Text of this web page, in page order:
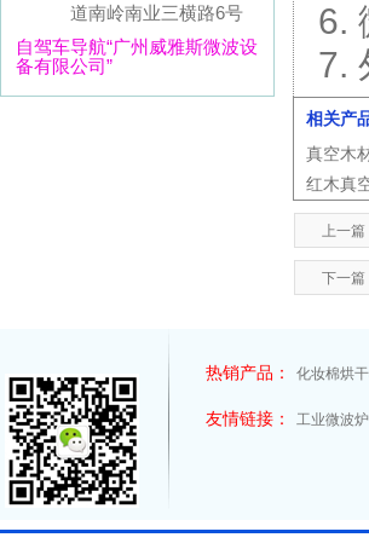
道南岭南业三横路6号
自驾车导航“广州威雅斯微波设
备有限公司”
6.
7.
相关产
真空木
红木真
上一篇
下一篇
热销产品： 化妆棉烘
友情链接： 工业微波炉